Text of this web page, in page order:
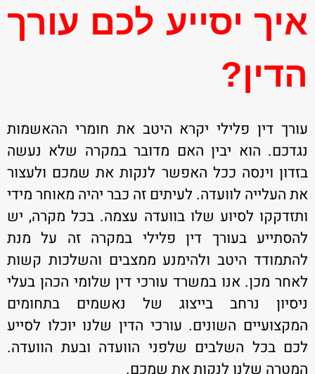
איך יסייע לכם עורך
הדין?
עורך דין פלילי יקרא היטב את חומרי ההאשמות
נגדכם. הוא יבין האם מדובר במקרה שלא נעשה
בזדון וינסה ככל האפשר לנקות את שמכם ולעצור
את העלייה לוועדה. לעיתים זה כבר יהיה מאוחר מידי
ותזדקקו לסיוע שלו בוועדה עצמה. בכל מקרה, יש
להסתייע בעורך דין פלילי במקרה זה על מנת
להתמודד היטב ולהימנע ממצבים והשלכות קשות
לאחר מכן. אנו במשרד עורכי דין שלומי הכהן בעלי
ניסיון נרחב בייצוג של נאשמים בתחומים
המקצועיים השונים. עורכי הדין שלנו יוכלו לסייע
לכם בכל השלבים שלפני הוועדה ובעת הוועדה.